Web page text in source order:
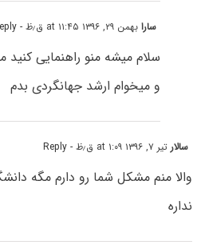
سارابهمن ۲۹, ۱۳۹۶ at ۱۱:۴۵ ق٫ظ - Reply
سلام میشه منو راهنمایی کنید
و میخوام ارشد جهانگردی بدم
سالارتیر ۷, ۱۳۹۶ at ۱:۰۹ ق٫ظ - Reply
والا منم مشکل شما رو دارم مگه
نداره